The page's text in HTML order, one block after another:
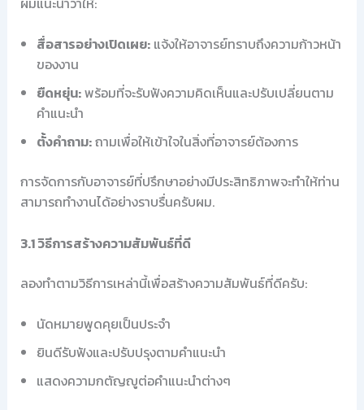
สื่อสารอย่างเปิดเผย:แจ้งให้อาจารย์ทราบถึงความก้าวหน้า
ของงาน
ยืดหยุ่น:พร้อมที่จะรับฟังความคิดเห็นและปรับเปลี่ยนตาม
คำแนะนำ
ตั้งคำถาม:ถามเพื่อให้เข้าใจในสิ่งที่อาจารย์ต้องการ
การจัดการกับอาจารย์ที่ปรึกษาอย่างมีประสิทธิภาพจะทำให้ท่าน
สามารถทำงานได้อย่างราบรื่นครับผม.
3.1 วิธีการสร้างความสัมพันธ์ที่ดี
ลองทำตามวิธีการเหล่านี้เพื่อสร้างความสัมพันธ์ที่ดีครับ:
นัดหมายพูดคุยเป็นประจำ
ยินดีรับฟังและปรับปรุงตามคำแนะนำ
แสดงความกตัญญูต่อคำแนะนำต่างๆ